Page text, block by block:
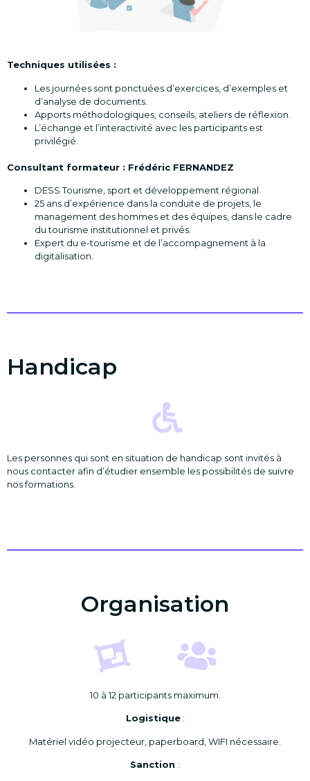
Techniques utilisées :
Les journées sont ponctuées d’exercices, d’exemples et
d’analyse de documents.
Apports méthodologiques, conseils, ateliers de réflexion.
L’échange et l’interactivité avec les participants est
privilégié.
Consultant formateur : Frédéric FERNANDEZ
DESS Tourisme, sport et développement régional.
25 ans d’expérience dans la conduite de projets, le
management des hommes et des équipes, dans le cadre
du tourisme institutionnel et privés.
Expert du e-tourisme et de l’accompagnement à la
digitalisation.
Handicap
Les personnes qui sont en situation de handicap sont invités à
nous contacter afin d’étudier ensemble les possibilités de suivre
nos formations.
Organisation
10 à 12 participants maximum.
Logistique:
Matériel vidéo projecteur, paperboard, WIFI nécessaire.
Sanction :